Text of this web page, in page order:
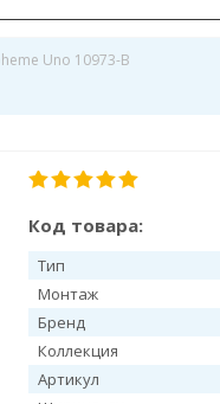
Uno 10973-B
Код товара:
Тип
Монтаж
Бренд
Коллекция
Артикул